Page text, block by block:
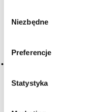
zgody
Niezbędne
Preferencje
Statystyka
Państwu szczególny
-proszę nas o tym